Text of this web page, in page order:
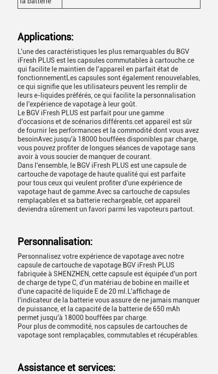
Applications:
L'une des caractéristiques les plus remarquables du BGV
iFresh PLUS est les capsules commutables à cartouche.ce
qui facilite le maintien de l'appareil en parfait état de
fonctionnementLes capsules sont également renouvelables,
ce qui signifie que les utilisateurs peuvent les remplir de
leurs e-liquides préférés, ce qui facilite la personnalisation
de l'expérience de vapotage à leur goût.
Le BGV iFresh PLUS est parfait pour une gamme
d'occasions et de scénarios différents.cet appareil est sûr
de fournir les performances et la commodité dont vous avez
besoinAvec jusqu'à 18000 bouffées disponibles par charge,
vous pouvez profiter de longues séances de vapotage sans
avoir à vous soucier de manquer de courant.
Dans l'ensemble, le BGV iFresh PLUS est une capsule de
cartouche de vapotage de haute qualité qui est parfaite
pour tous ceux qui veulent profiter d'une expérience de
vapotage haut de gamme.Avec sa cartouche de capsules
remplaçables et sa batterie rechargeable, cet appareil
deviendra sûrement un favori parmi les vapoteurs partout.
Personnalisation:
Personnalisez votre expérience de vapotage avec notre
capsule de cartouche de vapotage BGV iFresh PLUS
fabriquée à SHENZHEN, cette capsule est équipée d'un port
de charge de type C, d'un matériau de bobine en maille et
d'une capacité de liquide E de 20 ml.L'affichage de
l'indicateur de la batterie vous assure de ne jamais manquer
de puissance, et la capacité de la batterie de 650 mAh
permet jusqu'à 18000 bouffées par charge.
Pour plus de commodité, nos capsules de cartouches de
vapotage sont remplaçables, commutables et récupérables.
Assistance et services: